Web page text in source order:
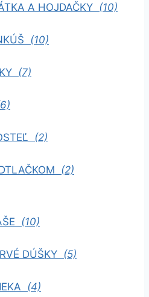
A HOJDAČKY (10)
(10)
(7)
(2)
(2)
(10)
DÚŠKY (5)
(4)